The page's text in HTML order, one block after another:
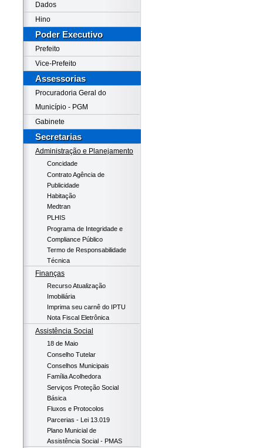
Dados
Hino
Poder Executivo
Prefeito
Vice-Prefeito
Assessorias
Procuradoria Geral do
Município - PGM
Gabinete
Secretarias
Administração e Planejamento
Concidade
Contrato Agência de
Publicidade
Habitação
Medtran
PLHIS
Programa de Integridade e
Compliance Público
Termo de Responsabilidade
Técnica
Finanças
Recurso Atualização
Imobiliária
Imprima seu carnê do IPTU
Nota Fiscal Eletrônica
Assistência Social
18 de Maio
Conselho Tutelar
Conselhos Municipais
Família Acolhedora
Serviços Proteção Social
Básica
Fluxos e Protocolos
Parcerias - Lei 13.019
Plano Municial de
Assistência Social - PMAS